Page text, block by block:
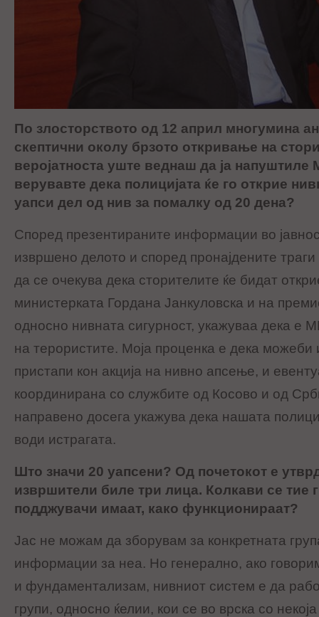
По злосторството од 12 април многумина
скептични околу брзото откривање на
веројатноста уште веднаш да ја напуштиле
верувавте дека полицијата ќе го открие
уапси дел од нив за помалку од 20 дена?
Според презентираните информации во
извршено делото и според пронајдените
да се очекува дека сторителите ќе бидат
министерката Гордана Јанкуловска и на
односно нивната сигурност, укажуваа дека е
на терористите. Моја проценка е дека
пристапи кон акција на нивно апсење, и
координирана со службите од Косово и од
направено досега укажува дека нашата
води истрагата.
Што значи 20 уапсени? Од почетокот е
извршители биле три лица. Колкави се тие
подджувачи имаат, како функционираат?
Јас не можам да зборувам за конкретната
информации за неа. Но генерално, ако
и фундаментализам, нивниот систем е да
групи, односно ќелии, кои се во врска со